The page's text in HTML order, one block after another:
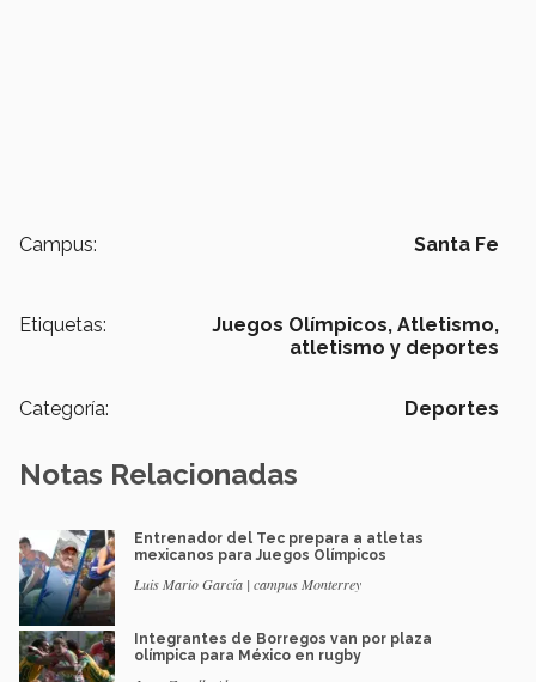
Campus: Santa Fe
Etiquetas: Juegos Olímpicos, Atletismo,
atletismo y deportes
Categoría: Deportes
Notas Relacionadas
Entrenador del Tec prepara a atletas
mexicanos para Juegos Olímpicos
Luis Mario García | campus Monterrey
Integrantes de Borregos van por plaza
olímpica para México en rugby